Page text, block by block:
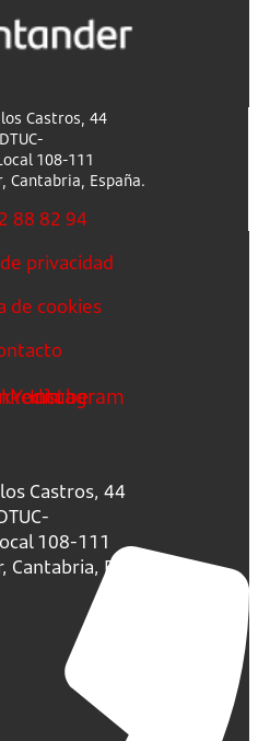
Castros, 44
108-111
Cantabria, España.
88 82 94
privacidad
de cookies
Youtube
Instagram
Castros, 44
108-111
España.